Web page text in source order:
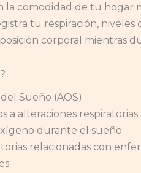
la comodidad de tu hogar
tu respiración, niveles
corporal mientras
Sueño (AOS)
a alteraciones respiratorias
durante el sueño
relacionadas con